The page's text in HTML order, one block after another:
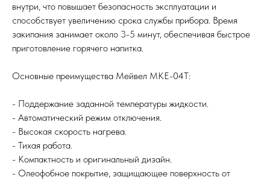
внутри, что повышает безопасность эксплуатации и
способствует увеличению срока службы прибора. Время
закипания занимает около 3-5 минут, обеспечивая быстрое
приготовление горячего напитка.
Основные преимущества Мейвел MKE-04T:
- Поддержание заданной температуры жидкости.
- Автоматический режим отключения.
- Высокая скорость нагрева.
- Тихая работа.
- Компактность и оригинальный дизайн.
- Олеофобное покрытие, защищающее поверхность от